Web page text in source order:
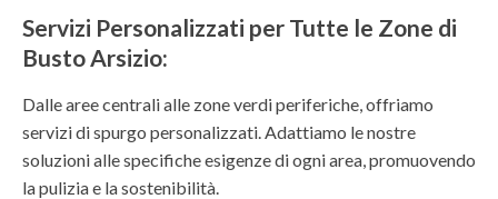
Servizi Personalizzati per Tutte le Zone di
Busto Arsizio:
Dalle aree centrali alle zone verdi periferiche, offriamo
servizi di spurgo personalizzati. Adattiamo le nostre
soluzioni alle specifiche esigenze di ogni area, promuovendo
la pulizia e la sostenibilità.